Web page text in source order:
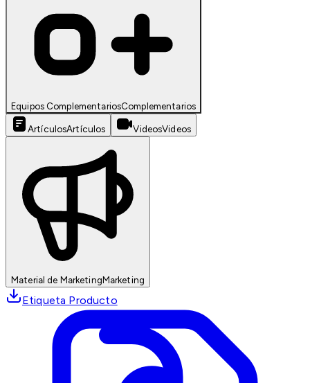
Equipos ComplementariosComplementarios
ArtículosArtículos VideosVideos
Material de MarketingMarketing
Etiqueta Producto